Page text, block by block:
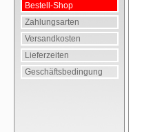
Bestell-Shop
Zahlungsarten
Versandkosten
Lieferzeiten
Geschäftsbedingung